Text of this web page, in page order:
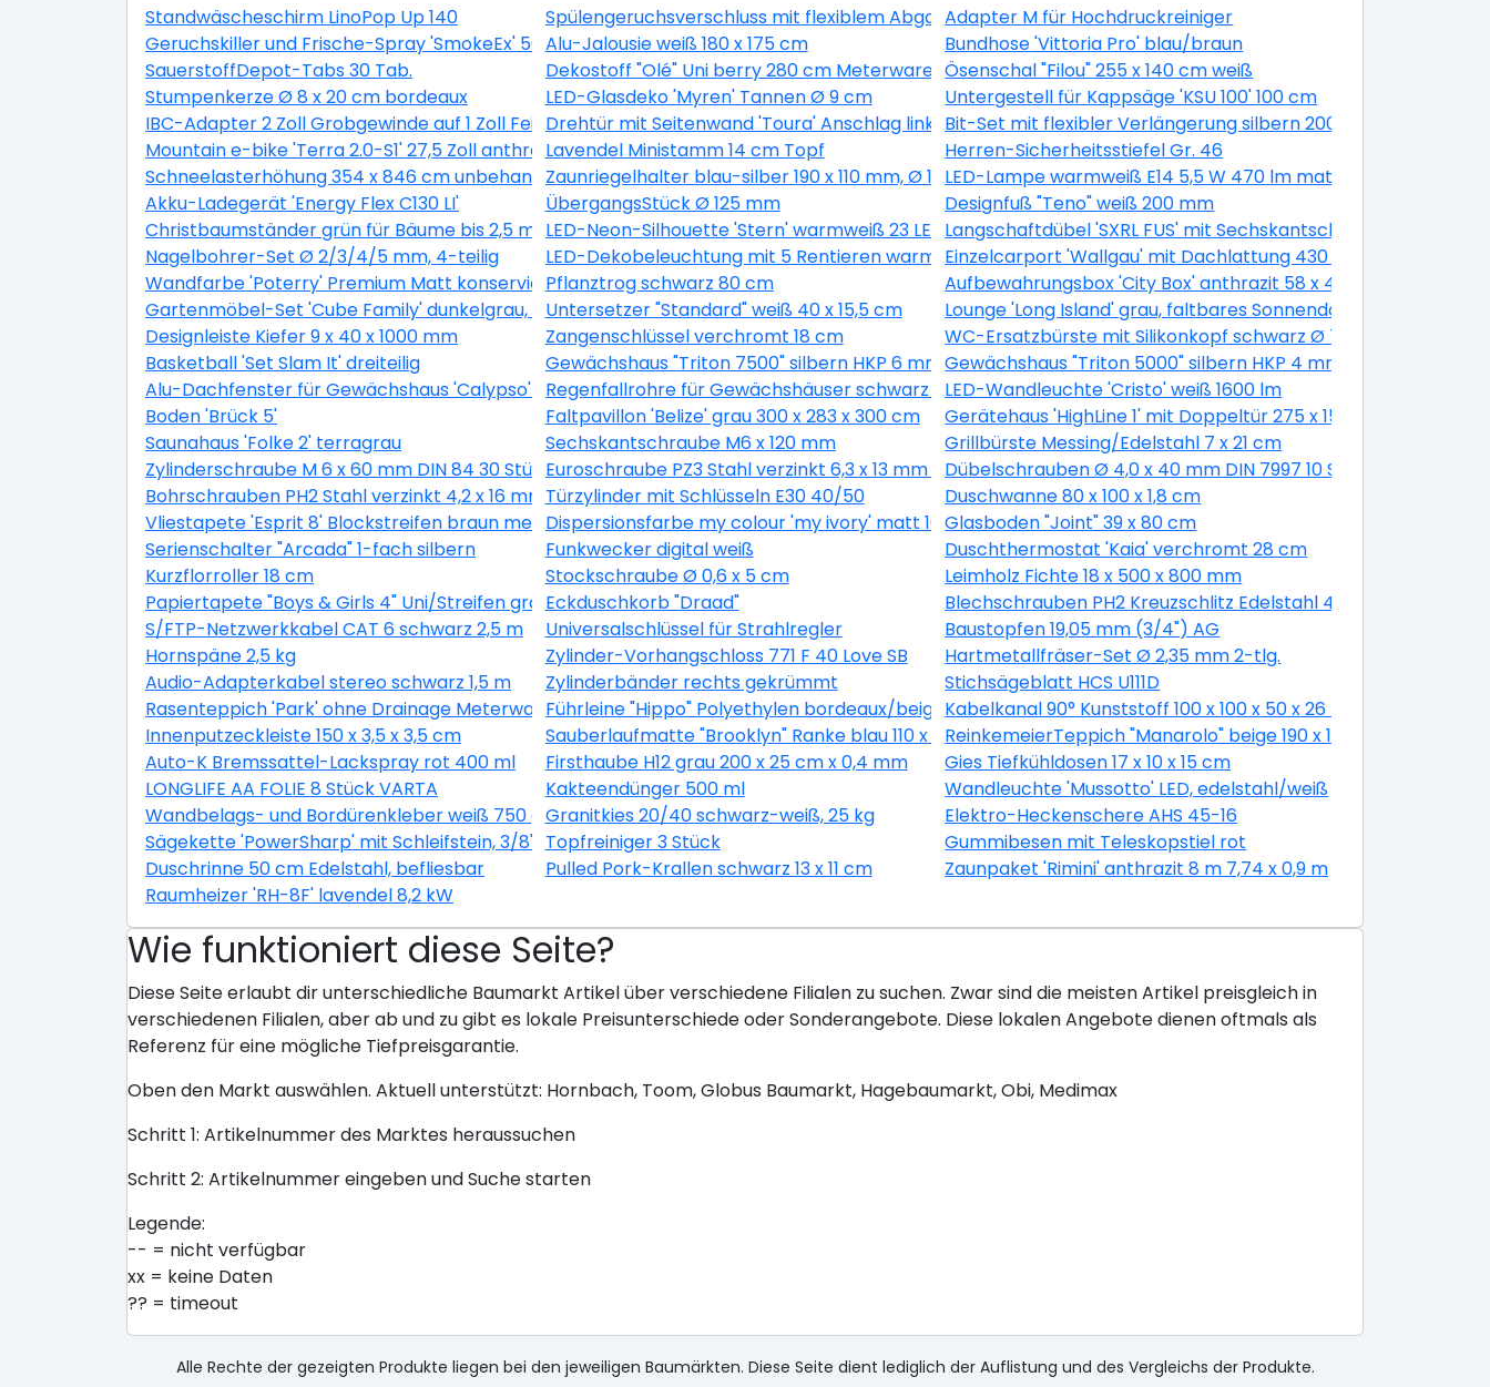
Standwäscheschirm LinoPop Up 140 Spülengeruchsverschluss mit flexiblem AbgangAdapter M für Hochdruckreiniger
Geruchskiller und Frische-Spray 'SmokeEx' 500 mlAlu-Jalousie weiß 180 x 175 cm
Bundhose 'Vittoria Pro' blau/braun
SauerstoffDepot-Tabs 30 Tab.
Dekostoff "Olé" Uni berry 280 cm Meterware Ösenschal "Filou" 255 x 140 cm weiß
Stumpenkerze Ø 8 x 20 cm bordeaux
LED-Glasdeko 'Myren' Tannen Ø 9 cm
Untergestell für Kappsäge 'KSU 100' 100 cm
IBC-Adapter 2 Zoll Grobgewinde auf 1 Zoll FeingewindeDrehtür mit Seitenwand 'Toura' Anschlag links 100 x 100 cmBit-Set mit flexibler Verlängerung silbern 200 mm 11-teilig
Mountain e-bike 'Terra 2.0-S1' 27,5 Zoll anthrazitLavendel Ministamm 14 cm Topf
Herren-Sicherheitsstiefel Gr. 46
Schneelasterhöhung 354 x 846 cm unbehandelt 6 StückZaunriegelhalter blau-silber 190 x 110 mm, Ø 10,7 mm 30 StückLED-Lampe warmweiß E14 5,5 W 470 lm matt, 3 Stück
Akku-Ladegerät 'Energy Flex C130 LI'
ÜbergangsStück Ø 125 mm
Designfuß "Teno" weiß 200 mm
Christbaumständer grün für Bäume bis 2,5 m LED-Neon-Silhouette 'Stern' warmweiß 23 LEDsLangschaftdübel 'SXRL FUS' mit Sechskantschraube, Ø 10 x 60
Nagelbohrer-Set Ø 2/3/4/5 mm, 4-teilig
LED-Dekobeleuchtung mit 5 Rentieren warmweiß 400 cmEinzelcarport 'Wallgau' mit Dachlattung 430 x 500 cm
Wandfarbe 'Poterry' Premium Matt konservierungsmittelfrei 2,5 l
Pflanztrog schwarz 80 cm
Aufbewahrungsbox 'City Box' anthrazit 58 x 44 x 55 cm
Gartenmöbel-Set 'Cube Family' dunkelgrau, 9-teiligUntersetzer "Standard" weiß 40 x 15,5 cm
Lounge 'Long Island' grau, faltbares Sonnendach
Designleiste Kiefer 9 x 40 x 1000 mm
Zangenschlüssel verchromt 18 cm
WC-Ersatzbürste mit Silikonkopf schwarz Ø 7,5 cm
Basketball 'Set Slam It' dreiteilig
Gewächshaus "Triton 7500" silbern HKP 6 mm Gewächshaus "Triton 5000" silbern HKP 4 mm
Alu-Dachfenster für Gewächshaus 'Calypso' grün 60,2 x 73,6 cmRegenfallrohre für Gewächshäuser schwarz 2 StückLED-Wandleuchte 'Cristo' weiß 1600 lm
Boden 'Brück 5'
Faltpavillon 'Belize' grau 300 x 283 x 300 cm
Gerätehaus 'HighLine 1' mit Doppeltür 275 x 155 cm
Saunahaus 'Folke 2' terragrau
Sechskantschraube M6 x 120 mm
Grillbürste Messing/Edelstahl 7 x 21 cm
Zylinderschraube M 6 x 60 mm DIN 84 30 StückEuroschraube PZ3 Stahl verzinkt 6,3 x 13 mm 1 StückDübelschrauben Ø 4,0 x 40 mm DIN 7997 10 Stück
Bohrschrauben PH2 Stahl verzinkt 4,2 x 16 mm 40 StückTürzylinder mit Schlüsseln E30 40/50
Duschwanne 80 x 100 x 1,8 cm
Vliestapete 'Esprit 8' Blockstreifen braun metallic 10,05 x 0,53 mDispersionsfarbe my colour 'my ivory' matt 10 lGlasboden "Joint" 39 x 80 cm
Serienschalter "Arcada" 1-fach silbern
Funkwecker digital weiß
Duschthermostat 'Kaia' verchromt 28 cm
Kurzflorroller 18 cm
Stockschraube Ø 0,6 x 5 cm
Leimholz Fichte 18 x 500 x 800 mm
Papiertapete "Boys & Girls 4" Uni/Streifen grau 10,05 x 0,53 m
Eckduschkorb "Draad"
Blechschrauben PH2 Kreuzschlitz Edelstahl 4,8 x 19 mm 50
S/FTP-Netzwerkkabel CAT 6 schwarz 2,5 m
Universalschlüssel für Strahlregler
Baustopfen 19,05 mm (3/4") AG
Hornspäne 2,5 kg
Zylinder-Vorhangschloss 771 F 40 Love SB
Hartmetallfräser-Set Ø 2,35 mm 2-tlg.
Audio-Adapterkabel stereo schwarz 1,5 m
Zylinderbänder rechts gekrümmt
Stichsägeblatt HCS U111D
Rasenteppich 'Park' ohne Drainage Meterware grau, Breite 400 cmFührleine "Hippo" Polyethylen bordeaux/beige 200 cmKabelkanal 90° Kunststoff 100 x 100 x 50 x 26 mm
Innenputzeckleiste 150 x 3,5 x 3,5 cm
Sauberlaufmatte "Brooklyn" Ranke blau 110 x 66 cmReinkemeierTeppich "Manarolo" beige 190 x 130 cm
Auto-K Bremssattel-Lackspray rot 400 ml
Firsthaube H12 grau 200 x 25 cm x 0,4 mm
Gies Tiefkühldosen 17 x 10 x 15 cm
LONGLIFE AA FOLIE 8 Stück VARTA
Kakteendünger 500 ml
Wandleuchte 'Mussotto' LED, edelstahl/weiß
Wandbelags- und Bordürenkleber weiß 750 g Granitkies 20/40 schwarz-weiß, 25 kg
Elektro-Heckenschere AHS 45-16
Sägekette 'PowerSharp' mit Schleifstein, 3/8", 1,3 mm, 56 Glieder
Topfreiniger 3 Stück
Gummibesen mit Teleskopstiel rot
Duschrinne 50 cm Edelstahl, befliesbar
Pulled Pork-Krallen schwarz 13 x 11 cm
Zaunpaket 'Rimini' anthrazit 8 m 7,74 x 0,9 m
Raumheizer 'RH-8F' lavendel 8,2 kW
Wie funktioniert diese Seite?
Diese Seite erlaubt dir unterschiedliche Baumarkt Artikel über verschiedene Filialen zu suchen. Zwar sind die meisten Artikel preisgleich in
verschiedenen Filialen, aber ab und zu gibt es lokale Preisunterschiede oder Sonderangebote. Diese lokalen Angebote dienen oftmals als
Referenz für eine mögliche Tiefpreisgarantie.
Oben den Markt auswählen. Aktuell unterstützt: Hornbach, Toom, Globus Baumarkt, Hagebaumarkt, Obi, Medimax
Schritt 1: Artikelnummer des Marktes heraussuchen
Schritt 2: Artikelnummer eingeben und Suche starten
Legende:
-- = nicht verfügbar
xx = keine Daten
?? = timeout
Alle Rechte der gezeigten Produkte liegen bei den jeweiligen Baumärkten. Diese Seite dient lediglich der Auflistung und des Vergleichs der Produkte.